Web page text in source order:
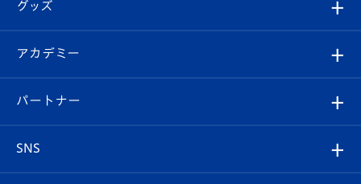
チケット
イベント
メディア
ホームタウン
スタッフプロフィール
マスコット紹介
Revive Team
ヴィヴィくんの長崎おもてなしガイド
フォトギャラリー
スタジアムグルメ
V-LOVERS（ファンクラブ）
プレイヤーズスイート
グッズ
オンラインショップ
店舗情報
アカデミー
育成からのお知らせ
U-18
パートナー
SNS